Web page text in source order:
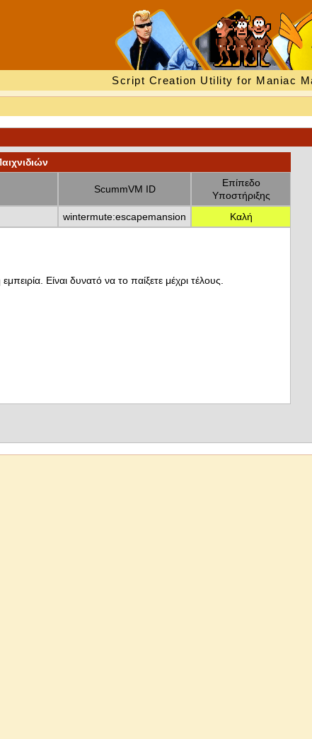
Script Creation Utility for Maniac
ScummVM ID
Επίπεδο
Υποστήριξης
wintermute:escapemansion Καλή
Είναι δυνατό να το παίξετε μέχρι τέλους.